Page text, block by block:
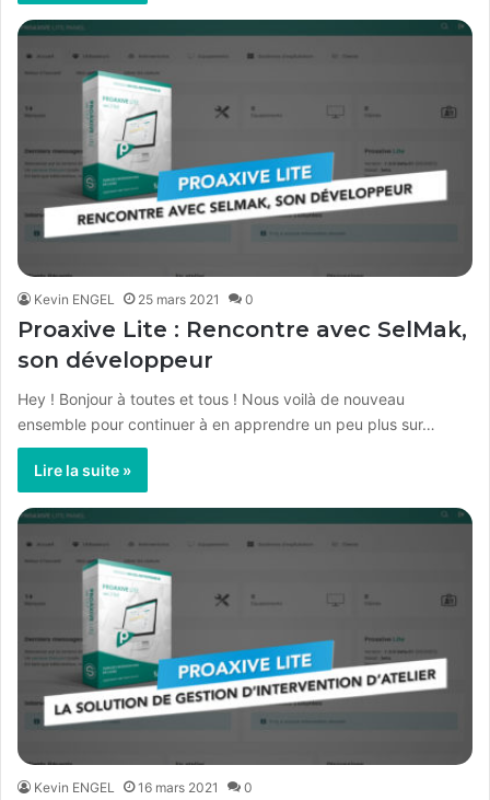
Kevin ENGEL 25 mars 2021 0
Proaxive Lite : Rencontre avec SelMak,
son développeur
Hey ! Bonjour à toutes et tous ! Nous voilà de nouveau
ensemble pour continuer à en apprendre un peu plus sur…
Lire la suite »
Kevin ENGEL 16 mars 2021 0